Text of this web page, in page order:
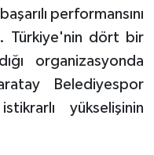
performansını
Türkiye'nin dört bir
organizasyonda
Belediyespor
yükselişinin